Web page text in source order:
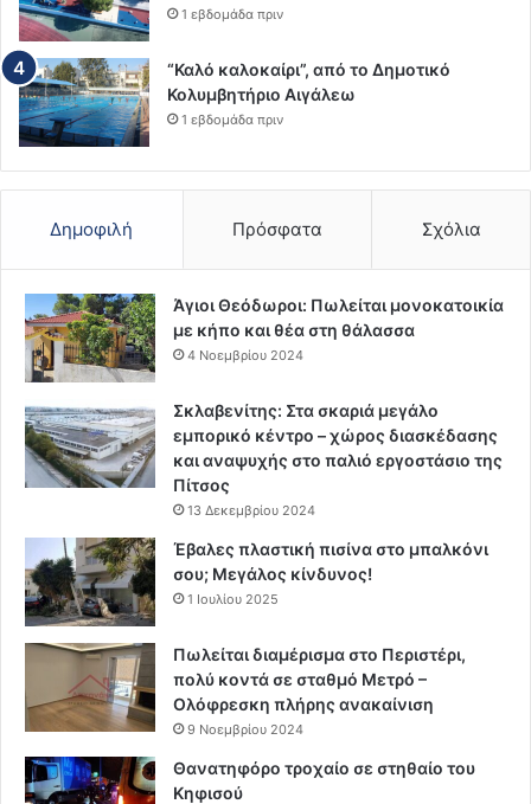
1 εβδομάδα πριν
“Καλό καλοκαίρι”, από το Δημοτικό
Κολυμβητήριο Αιγάλεω
1 εβδομάδα πριν
Δημοφιλή Πρόσφατα Σχόλια
Άγιοι Θεόδωροι: Πωλείται μονοκατοικία
με κήπο και θέα στη θάλασσα
4 Νοεμβρίου 2024
Σκλαβενίτης: Στα σκαριά μεγάλο
εμπορικό κέντρο – χώρος διασκέδασης
και αναψυχής στο παλιό εργοστάσιο της
Πίτσος
13 Δεκεμβρίου 2024
Έβαλες πλαστική πισίνα στο μπαλκόνι
σου; Μεγάλος κίνδυνος!
1 Ιουλίου 2025
Πωλείται διαμέρισμα στο Περιστέρι,
πολύ κοντά σε σταθμό Μετρό –
Ολόφρεσκη πλήρης ανακαίνιση
9 Νοεμβρίου 2024
Θανατηφόρο τροχαίο σε στηθαίο του
Κηφισού